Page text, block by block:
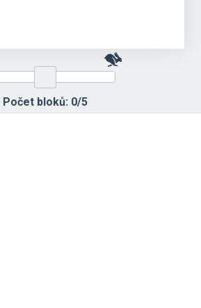
Počet bloků: 0/5